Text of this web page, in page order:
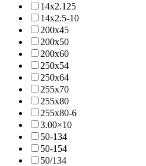
14x2.125
14x2.5-10
200x45
200x50
200x60
250x54
250x64
255x70
255x80
255x80-6
3.00×10
50-134
50-154
50/134